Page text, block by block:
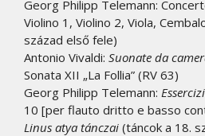
Georg Philipp Telemann:
Violino 1, Violino 2, Viola,
század első fele)
Antonio Vivaldi: Suonate da
Sonata XII „La Follia” (RV 63)
Georg Philipp Telemann:
10 [per flauto dritto e basso
Linus atya tánczai (táncok a 18.